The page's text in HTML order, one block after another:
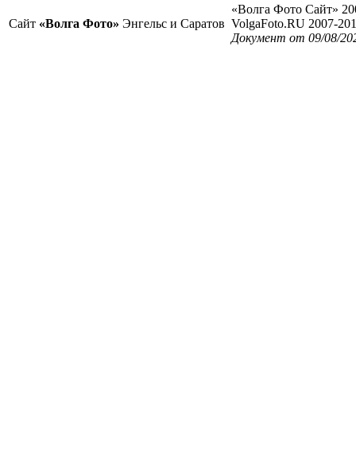
Сайт «Волга Фото» Энгельс и Саратов
«Волга Фото Сайт»
VolgaFoto.RU 2007-
Документ от 09/08/